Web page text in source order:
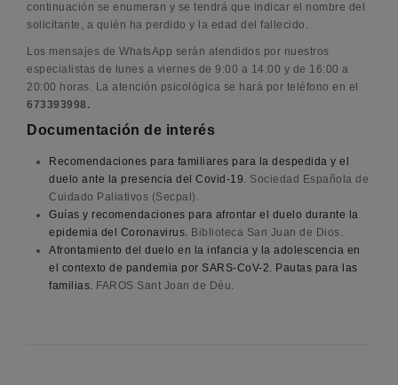
continuación se enumeran y se tendrá que indicar el nombre del
solicitante, a quién ha perdido y la edad del fallecido.
Los mensajes de WhatsApp serán atendidos por nuestros
especialistas de lunes a viernes de 9:00 a 14:00 y de 16:00 a
20:00 horas. La atención psicológica se hará por teléfono en el
673393998.
Documentación de interés
Recomendaciones para familiares para la despedida y el
duelo ante la presencia del Covid-19. Sociedad Española de
Cuidado Paliativos (Secpal).
Guías y recomendaciones para afrontar el duelo durante la
epidemia del Coronavirus. Biblioteca San Juan de Dios.
Afrontamiento del duelo en la infancia y la adolescencia en
el contexto de pandemia por SARS-CoV-2. Pautas para las
familias. FAROS Sant Joan de Déu.